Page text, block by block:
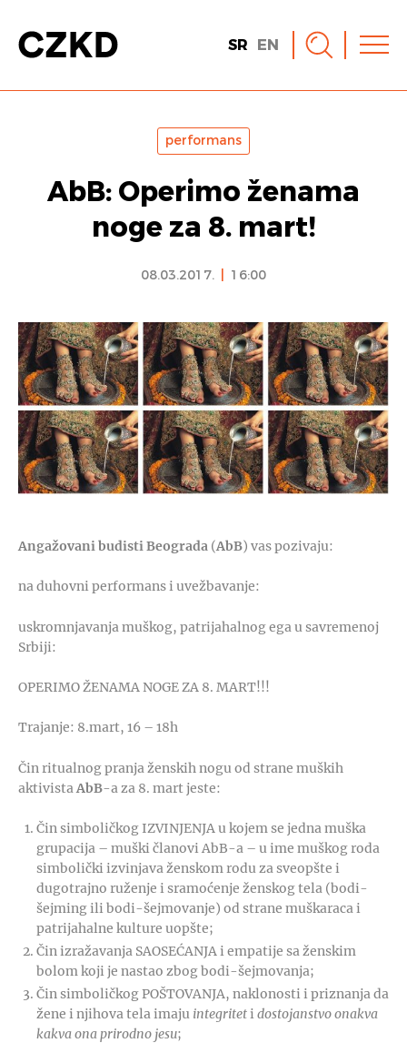
SR EN
performans
AbB: Operimo ženama
noge za 8. mart!
08.03.2017. 16:00
Angažovani budisti Beograda (AbB) vas pozivaju:
na duhovni performans i uvežbavanje:
uskromnjavanja muškog, patrijahalnog ega u savremenoj
Srbiji:
OPERIMO ŽENAMA NOGE ZA 8. MART!!!
Trajanje: 8.mart, 16 – 18h
Čin ritualnog pranja ženskih nogu od strane muških
aktivista AbB-a za 8. mart jeste:
Čin simboličkog IZVINJENJA u kojem se jedna muška
grupacija – muški članovi AbB-a – u ime muškog roda
simbolički izvinjava ženskom rodu za sveopšte i
dugotrajno ruženje i sramoćenje ženskog tela (bodi-
šejming ili bodi-šejmovanje) od strane muškaraca i
patrijahalne kulture uopšte;
Čin izražavanja SAOSEĆANJA i empatije sa ženskim
bolom koji je nastao zbog bodi-šejmovanja;
Čin simboličkog POŠTOVANJA, naklonosti i priznanja da
žene i njihova tela imaju integriteti dostojanstvo onakva
kakva ona prirodno jesu;